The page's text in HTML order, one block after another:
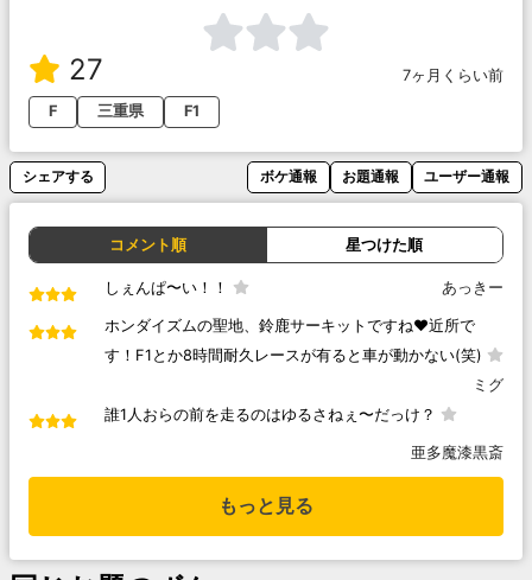
27
7ヶ月くらい前
F
三重県 F1
シェアする ボケ通報 お題通報 ユーザー通報
コメント順 星つけた順
しぇんぱ〜い！！ あっきー
ホンダイズムの聖地、鈴鹿サーキットですね♥️近所で
す！F1とか8時間耐久レースが有ると車が動かない(笑)
ミグ
誰1人おらの前を走るのはゆるさねぇ〜だっけ？
亜多魔漆黒斎
もっと見る